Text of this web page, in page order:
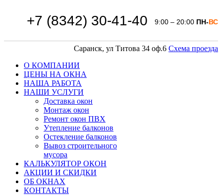
+7 (8342) 30-41-40 9:00 – 20:00 ПН-ВС
Саранск, ул Титова 34 оф.6 Схема проезда
О КОМПАНИИ
ЦЕНЫ НА ОКНА
НАША РАБОТА
НАШИ УСЛУГИ
Доставка окон
Монтаж окон
Ремонт окон ПВХ
Утепление балконов
Остекление балконов
Вывоз строительного
мусора
КАЛЬКУЛЯТОР ОКОН
АКЦИИ И СКИДКИ
ОБ ОКНАХ
КОНТАКТЫ